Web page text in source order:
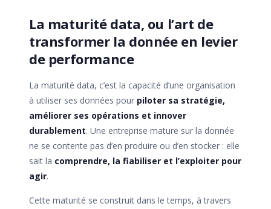
La maturité data, ou l’art de
transformer la donnée en levier
de performance
La maturité data, c’est la capacité d’une organisation
à utiliser ses données pour piloter sa stratégie,
améliorer ses opérations et innover
durablement. Une entreprise mature sur la donnée
ne se contente pas d’en produire ou d’en stocker : elle
sait la comprendre, la fiabiliser et l’exploiter pour
agir.
Cette maturité se construit dans le temps, à travers